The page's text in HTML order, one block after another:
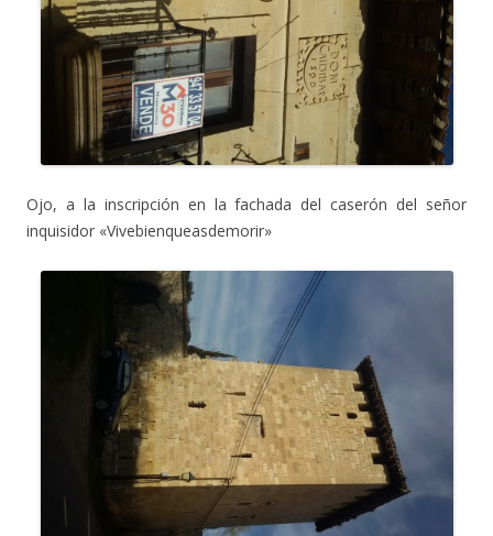
Ojo, a la inscripción en la fachada del caserón del señor
inquisidor «Vivebienqueasdemorir»